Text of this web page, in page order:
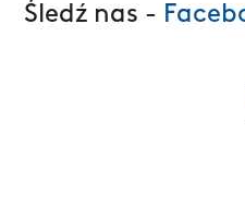
Śledź nas -